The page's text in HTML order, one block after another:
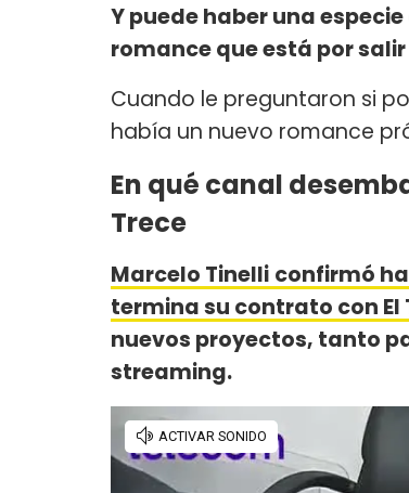
Y puede haber una
romance que está por salir
Cuando le preguntaron si
había un nuevo romance
En qué canal
Trece
Marcelo Tinelli confirmó
termina su contrato con El
nuevos proyectos, tanto
streaming.